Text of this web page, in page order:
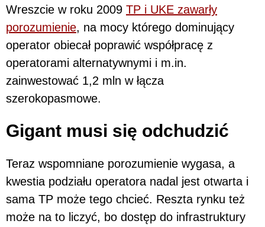
Wreszcie w roku 2009 TP i UKE zawarły
porozumienie, na mocy którego dominujący
operator obiecał poprawić współpracę z
operatorami alternatywnymi i m.in.
zainwestować 1,2 mln w łącza
szerokopasmowe.
Gigant musi się odchudzić
Teraz wspomniane porozumienie wygasa, a
kwestia podziału operatora nadal jest otwarta i
sama TP może tego chcieć. Reszta rynku też
może na to liczyć, bo dostęp do infrastruktury